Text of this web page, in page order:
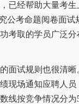
已经帮助大量考
公考命题阅卷面试
考取的学员广泛
面试规则也很清
现场通知应聘人
线按竞争情况分为